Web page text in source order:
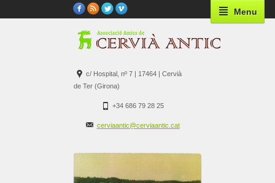
Menu
c/ Hospital, nº 7 | 17464 | Cervià
de Ter (Girona)
+34 686 79 28 25
cerviaantic@cerviaantic.cat